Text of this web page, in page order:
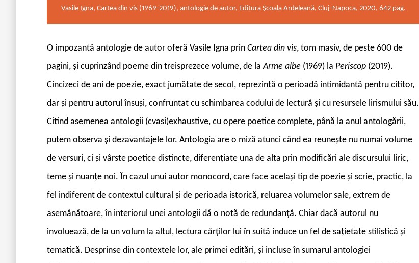
Vasile Igna, Cartea din vis (1969-2019), antologie de autor, Editura Școala Ardeleană, Cluj-Napoca, 2020, 642 pag.
O impozantă antologie de autor oferă Vasile Igna prin Cartea din vis, tom masiv, de peste 600 de
pagini, și cuprinzând poeme din treisprezece volume, de laArme albe (1969) la Periscop (2019).
Cincizeci de ani de poezie, exact jumătate de secol, reprezintă o perioadă intimidantă pentru cititor,
dar și pentru autorul însuși, confruntat cu schimbarea codului de lectură și cu resursele lirismului său.
Citind asemenea antologii (cvasi)exhaustive, cu opere poetice complete, până la anul antologării,
putem observa și dezavantajele lor. Antologia are o miză atunci când ea reunește nu numai volume
de versuri, ci și vârste poetice distincte, diferențiate una de alta prin modificări ale discursului liric,
teme și nuanțe noi. În cazul unui autor monocord, care face același tip de poezie și scrie, practic, la
fel indiferent de contextul cultural și de perioada istorică, reluarea volumelor sale, extrem de
asemănătoare, în interiorul unei antologii dă o notă de redundanță. Chiar dacă autorul nu
involuează, de la un volum la altul, lectura cărților lui în suită induce un fel de sațietate stilistică și
tematică. Desprinse din contextele lor, ale primei editări, și incluse în sumarul antologiei